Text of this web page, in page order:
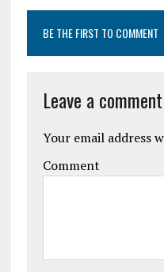
BE THE FIRST TO COMMENT
Leave a comment
Your email address
Comment